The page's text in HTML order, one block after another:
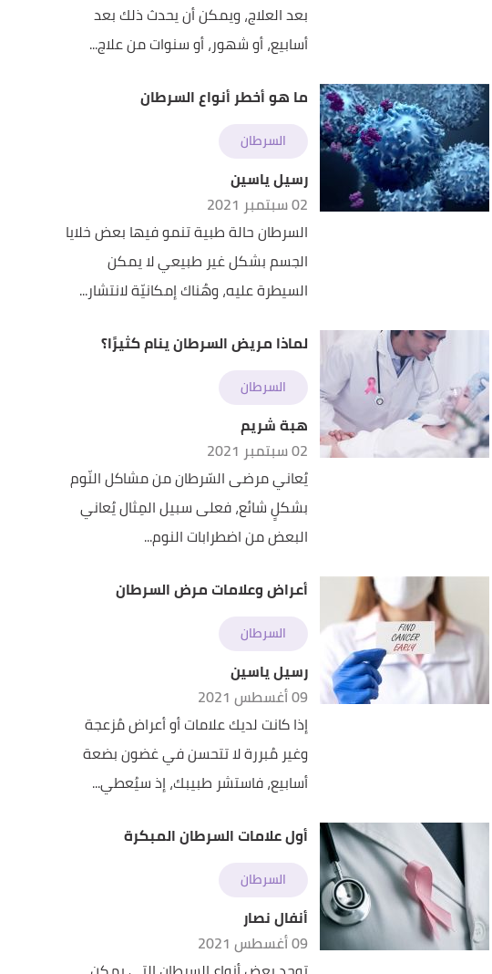
بعد العلاج، ويمكن أن يحدث ذلك بعد
أسابيع، أو شهور، أو سنوات من علاج...
ما هو أخطر أنواع السرطان
السرطان
رسيل ياسين
02 سبتمبر 2021
السرطان حالة طبية تنمو فيها بعض خلايا
الجسم بشكل غير طبيعي لا يمكن
السيطرة عليه، وهُناك إمكانيّة لانتشار...
لماذا مريض السرطان ينام كثيرًا؟
السرطان
هبة شريم
02 سبتمبر 2021
يُعاني مرضى السّرطان من مشاكل النّوم
بشكلٍ شائع، فعلى سبيل المِثال يُعاني
البعض من اضطرابات النوم...
أعراض وعلامات مرض السرطان
السرطان
رسيل ياسين
09 أغسطس 2021
إذا كانت لديك علامات أو أعراض مُزعجة
وغير مُبررة لا تتحسن في غضون بضعة
أسابيع، فاستشر طبيبك، إذ سيُعطي...
أول علامات السرطان المبكرة
السرطان
أنفال نصار
09 أغسطس 2021